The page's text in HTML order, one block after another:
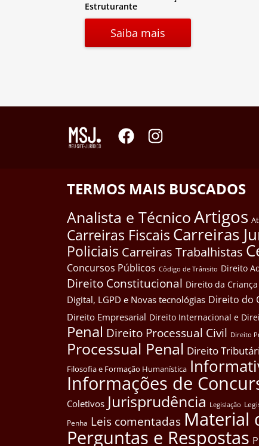
Estruturante
Saiba mais
TERMOS MAIS BUSCADOS
Analista e TécnicoArtigos
Carreiras Fiscais Carreiras
Policiais Carreiras Trabalhistas
Concursos Públicos Côdigo de Trânsito Direito
Direito Constitucional Direito da
Digital, LGPD e Novas tecnológias Direito do
Direito Empresarial Direito Internacional e
Penal Direito Processual Civil Direito
Processual Penal Direito
Filosofia e Formação Humanística
Informações de
Coletivos Jurisprudência Legislação
Penha Leis comentadas Material
Perguntas e Respostas